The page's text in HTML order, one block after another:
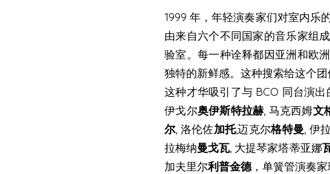
1999 年，年轻演奏家们对室内乐
由来自六个不同国家的音乐家组
验室。每一种诠释都因亚洲和欧
独特的新鲜感。这种搜索给这个团
这种才华吸引了与 BCO 同台演
伊戈尔奥伊斯特拉赫, 马克西姆文
尔, 洛伦佐加托,迈克尔格特曼, 伊
拉梅纳曼戈瓦, 大提琴家塔蒂亚娜
加夫里尔利普金德，单簧管演奏